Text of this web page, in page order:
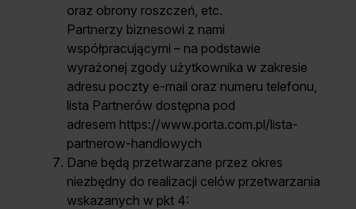
oraz obrony roszczeń, etc.
Partnerzy biznesowi z nami
współpracującymi – na podstawie
wyrażonej zgody użytkownika w zakresie
adresu poczty e-mail oraz numeru telefonu,
lista Partnerów dostępna pod
adresem https://www.porta.com.pl/lista-
partnerow-handlowych
Dane będą przetwarzane przez okres
niezbędny do realizacji celów przetwarzania
wskazanych w pkt 4: